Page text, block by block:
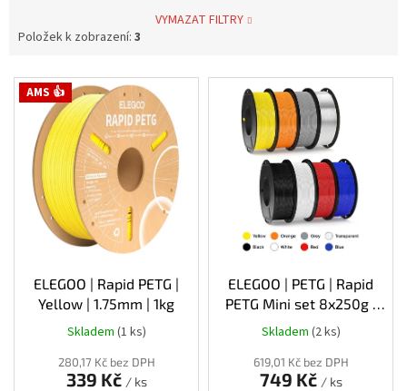
VYMAZAT FILTRY
Položek k zobrazení: 3
V AMS 👍
ELEGOO | Rapid PETG |
Yellow | 1.75mm | 1kg
Skladem (1 ks)
280,17 Kč bez DPH
339 Kč / ks
ELEGOO | PETG | Rapid
PETG Mini set 8x250g |
1.75mm | 2kg
Skladem (2 ks)
619,01 Kč bez DPH
749 Kč / ks